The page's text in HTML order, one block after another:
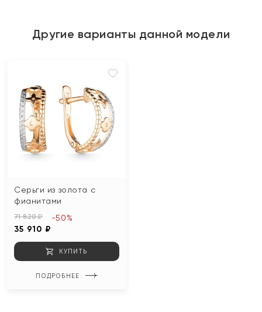
Другие варианты данной модели
Серьги из золота с
фианитами
71 820 ₽
35 910 ₽
-50%
КУПИТЬ
ПОДРОБНЕЕ